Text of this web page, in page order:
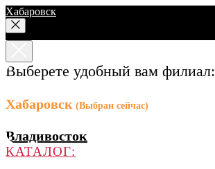
Хабаровск
Выберете удобный вам филиал:
Хабаровск (Выбран сейчас)
Владивосток
КАТАЛОГ: